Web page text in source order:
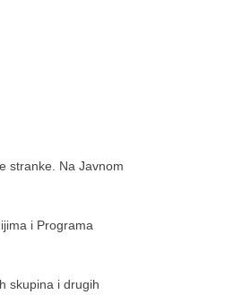
stranke. Na Javnom
i Programa
skupina i drugih